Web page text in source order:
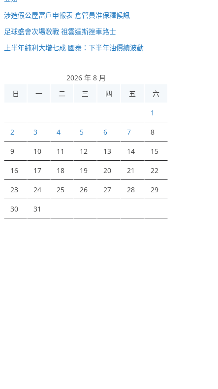
涉造假公屋富戶申報表 倉管員准保釋候訊
足球盛會次場激戰 祖雲達斯挫車路士
上半年純利大增七成 國泰：下半年油價續波動
2026 年 8 月
日
一 二 三 四 五 六
1
2 3 4 5 6 7 8
9 10 11 12 13 14 15
16 17 18 19 20 21 22
23 24 25 26 27 28 29
30 31